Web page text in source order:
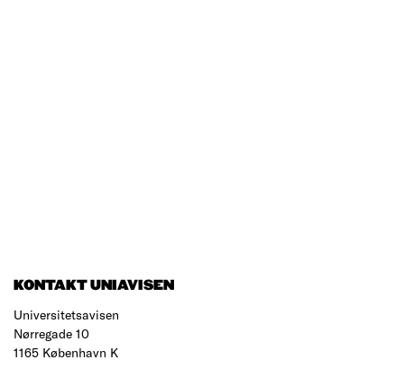
KONTAKT UNIAVISEN
Universitetsavisen
Nørregade 10
1165 København K